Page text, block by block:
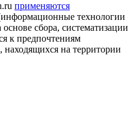
применяются
технологии
сбора, систематизации
к предпочтениям
находящихся на территории